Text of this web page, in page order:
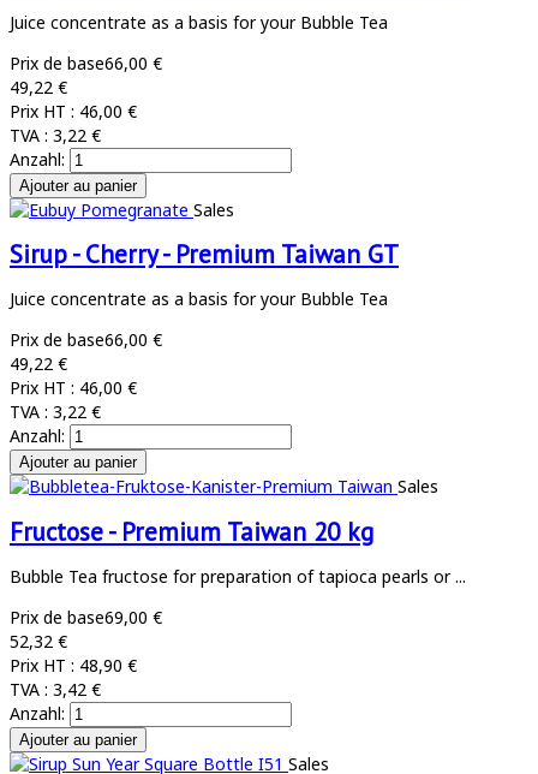
Juice concentrate as a basis for your Bubble Tea
Prix de base66,00 €
49,22 €
Prix HT : 46,00 €
TVA : 3,22 €
Anzahl:
Sales
Sirup - Cherry - Premium Taiwan GT
Juice concentrate as a basis for your Bubble Tea
Prix de base66,00 €
49,22 €
Prix HT : 46,00 €
TVA : 3,22 €
Anzahl:
Sales
Fructose - Premium Taiwan 20 kg
Bubble Tea fructose for preparation of tapioca pearls or ...
Prix de base69,00 €
52,32 €
Prix HT : 48,90 €
TVA : 3,42 €
Anzahl:
Sales